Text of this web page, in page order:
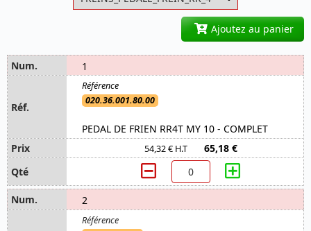
Ajoutez au panier
1
020.36.001.80.00
PEDAL DE FRIEN RR4T MY 10 - COMPLET
54,32 € H.T 65,18 €
2